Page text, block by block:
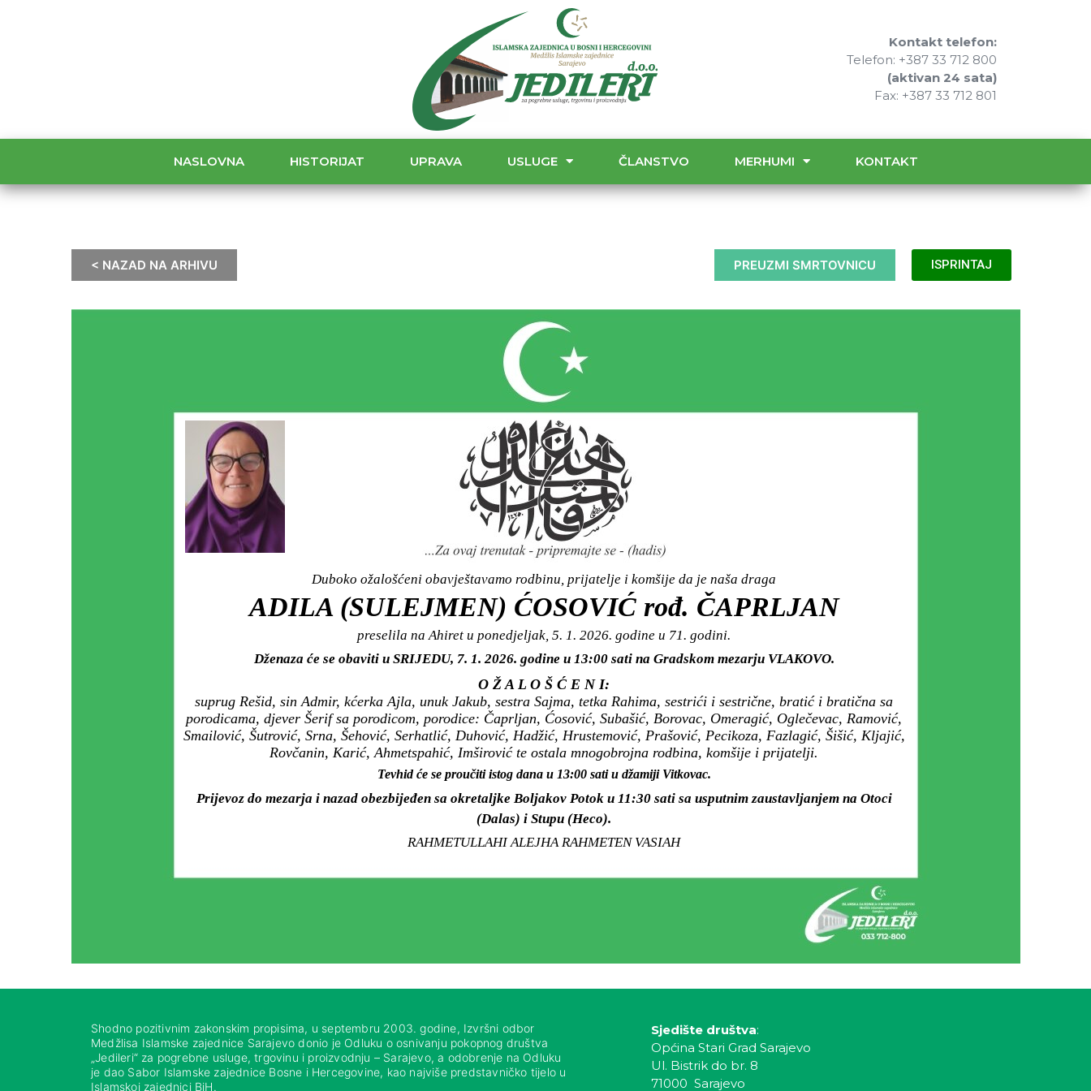
Kontakt telefon:
Telefon: +387 33 712 800
(aktivan 24 sata)
Fax: +387 33 712 801
NASLOVNA HISTORIJAT UPRAVA USLUGE ČLANSTVO MERHUMI KONTAKT
< NAZAD NA ARHIVU PREUZMI SMRTOVNICU ISPRINTAJ
Duboko ožalošćeni obavještavamo rodbinu, prijatelje i komšije da je naša draga
ADILA (SULEJMEN) ĆOSOVIĆ rođ. ČAPRLJAN
preselila na Ahiret u ponedjeljak, 5. 1. 2026. godine u 71. godini.
Dženaza će se obaviti u SRIJEDU, 7. 1. 2026. godine u 13:00 sati na Gradskom mezarju VLAKOVO.
O Ž A L O Š Ć E N I:
suprug Rešid, sin Admir, kćerka Ajla, unuk Jakub, sestra Sajma, tetka Rahima, sestrići i sestrične, bratić i bratična sa
porodicama, djever Šerif sa porodicom, porodice: Čaprljan, Ćosović, Subašić, Borovac, Omeragić, Oglečevac, Ramović,
Smailović, Šutrović, Srna, Šehović, Serhatlić, Duhović, Hadžić, Hrustemović, Prašović, Pecikoza, Fazlagić, Šišić, Kljajić,
Rovčanin, Karić, Ahmetspahić, Imširović te ostala mnogobrojna rodbina, komšije i prijatelji.
Tevhid će se proučiti istog dana u 13:00 sati u džamiji Vitkovac.
Prijevoz do mezarja i nazad obezbijeđen sa okretaljke Boljakov Potok u 11:30 sati sa usputnim zaustavljanjem na Otoci
(Dalas) i Stupu (Heco).
RAHMETULLAHI ALEJHA RAHMETEN VASIAH
Shodno pozitivnim zakonskim propisima, u septembru 2003. godine, Izvršni odbor
Medžlisa Islamske zajednice Sarajevo donio je Odluku o osnivanju pokopnog društva
„Jedileri“ za pogrebne usluge, trgovinu i proizvodnju – Sarajevo, a odobrenje na Odluku
je dao Sabor Islamske zajednice Bosne i Hercegovine, kao najviše predstavničko tijelo u
Islamskoj zajednici BiH.
Sjedište društva:
Općina Stari Grad Sarajevo
Ul. Bistrik do br. 8
71000 Sarajevo